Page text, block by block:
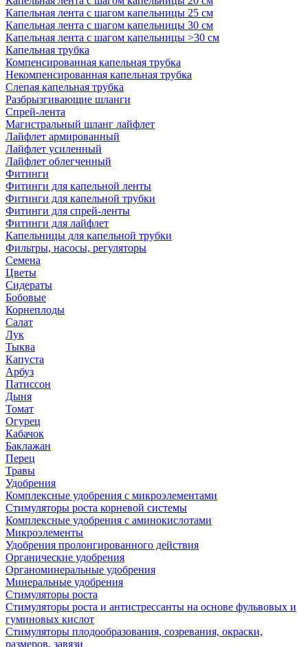
Капельная лента с шагом капельницы 25 см
Капельная лента с шагом капельницы 30 см
Капельная лента с шагом капельницы >30 см
Капельная трубка
Компенсированная капельная трубка
Некомпенсированная капельная трубка
Слепая капельная трубка
Разбрызгивающие шланги
Спрей-лента
Магистральный шланг лайфлет
Лайфлет армированный
Лайфлет усиленный
Лайфлет облегченный
Фитинги
Фитинги для капельной ленты
Фитинги для капельной трубки
Фитинги для спрей-ленты
Фитинги для лайфлет
Капельницы для капельной трубки
Фильтры, насосы, регуляторы
Семена
Цветы
Сидераты
Бобовые
Корнеплоды
Салат
Лук
Тыква
Капуста
Арбуз
Патиссон
Дыня
Томат
Огурец
Кабачок
Баклажан
Перец
Травы
Удобрения
Комплексные удобрения с микроэлементами
Стимуляторы роста корневой системы
Комплексные удобрения с аминокислотами
Микроэлементы
Удобрения пролонгированного действия
Органические удобрения
Органоминеральные удобрения
Минеральные удобрения
Стимуляторы роста
Стимуляторы роста и антистрессанты на основе фульвовых и
гуминовых кислот
Стимуляторы плодообразования, созревания, окраски,
размеров, завязи